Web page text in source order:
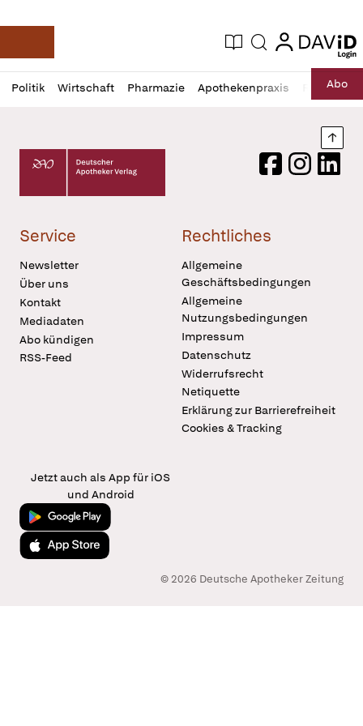
Deutsche Apotheker Zeitung
Aktuelle Ausgabe
Suche login
login
Politik Wirtschaft Pharmazie Apothekenpraxis RechtAbo
Profil
öffnen
Daz
Pur
Deutscher Apotheker Verlag Logo
FacebookInstagram
Service
Newsletter
Über uns
Kontakt
Mediadaten
Abo kündigen
RSS-Feed
Rechtliches
Allgemeine
Geschäftsbedingungen
Allgemeine
Nutzungsbedingungen
Impressum
Datenschutz
Widerrufsrecht
Netiquette
Erklärung zur Barrierefreiheit
Cookies & Tracking
Jetzt auch als App für iOS
und Android
Jetzt bei Google Play
Laden im App Store
© 2026 Deutsche Apotheker Zeitung